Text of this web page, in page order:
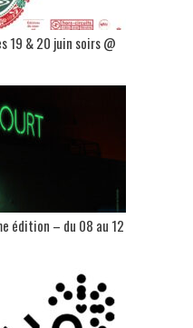
19 & 20 juin soirs @
édition – du 08 au 12